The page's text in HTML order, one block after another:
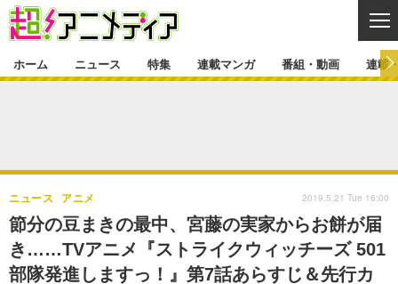
ゲーム・アプリ マンガ
グッズ イベント
声優 コスプレ
特集一覧 カバー
ラキりす
連載マンガ
連載マンガ一覧
番組・動画
番組・動画一覧 ラジオ
連載・ブログ
ホーム ニュース 特集 連載マンガ 番組・動画 連載
節分の豆まきの最中、宮藤の実家からお餅が届
き……TVアニメ『ストライクウィッチーズ 501
部隊発進しますっ！』第7話あらすじ＆先行カ
ニュース アニメ 2019.5.21 Tue 16:00